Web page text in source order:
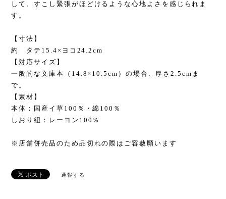
して、すこし緊張がほどけるような心地よさを感じられま
す。
【寸法】
約 タテ15.4×ヨコ24.2cm
【対応サイズ】
一般的な文庫本（14.8×10.5cm）の場合、厚さ2.5cmま
で。
【素材】
本体：国産イ草100％・綿100％
しおり紐：レーヨン100％
※店舗併売品のため品切れの際はご容赦願います
通報する